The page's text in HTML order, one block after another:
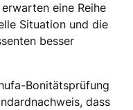
eine Reihe
Situation und die
besser
Bonitätsprüfung
dass